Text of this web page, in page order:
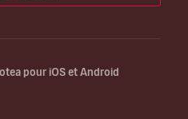
pour iOS et Android